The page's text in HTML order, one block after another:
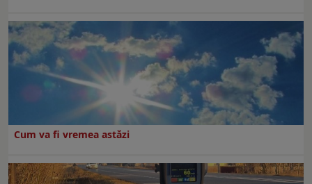
Cum va fi vremea astăzi